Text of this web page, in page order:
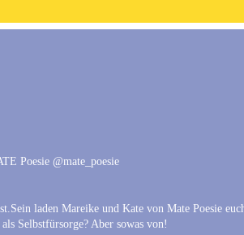
Poesie @mate_poesie
laden Mareike und Kate von Mate Poesie
Selbstfürsorge? Aber sowas von!